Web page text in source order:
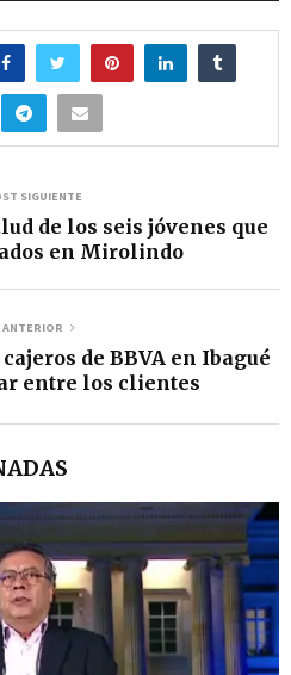
SIGUIENTE
de los seis jóvenes que
en Mirolindo
de BBVA en Ibagué
entre los clientes